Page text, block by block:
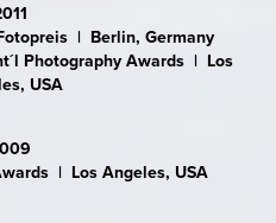
| Berlin, Germany
Photography Awards | Los
USA
| Los Angeles, USA